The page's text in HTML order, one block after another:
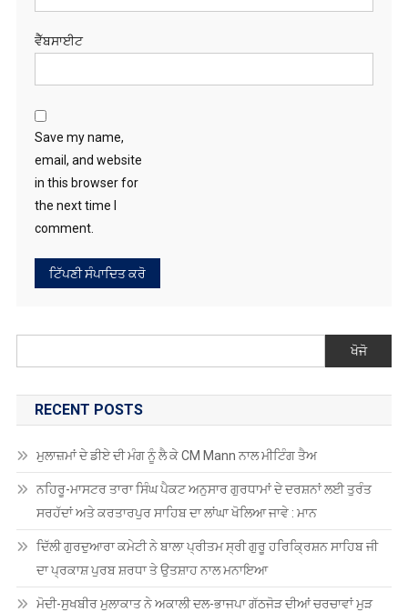
ਵੈੱਬਸਾਈਟ
Save my name,
email, and website
in this browser for
the next time I
comment.
ਖੋਜੋ
RECENT POSTS
ਮੁਲਾਜ਼ਮਾਂ ਦੇ ਡੀਏ ਦੀ ਮੰਗ ਨੂੰ ਲੈ ਕੇ CM Mann ਨਾਲ ਮੀਟਿੰਗ ਤੈਅ
ਨਹਿਰੂ-ਮਾਸਟਰ ਤਾਰਾ ਸਿੰਘ ਪੈਕਟ ਅਨੁਸਾਰ ਗੁਰਧਾਮਾਂ ਦੇ ਦਰਸ਼ਨਾਂ ਲਈ ਤੁਰੰਤ
ਸਰਹੱਦਾਂ ਅਤੇ ਕਰਤਾਰਪੁਰ ਸਾਹਿਬ ਦਾ ਲਾਂਘਾ ਖੋਲਿਆ ਜਾਵੇ : ਮਾਨ
ਦਿੱਲੀ ਗੁਰਦੁਆਰਾ ਕਮੇਟੀ ਨੇ ਬਾਲਾ ਪ੍ਰੀਤਮ ਸ੍ਰੀ ਗੁਰੂ ਹਰਿਕ੍ਰਿਸ਼ਨ ਸਾਹਿਬ ਜੀ
ਦਾ ਪ੍ਰਕਾਸ਼ ਪੁਰਬ ਸ਼ਰਧਾ ਤੇ ਉਤਸ਼ਾਹ ਨਾਲ ਮਨਾਇਆ
ਮੋਦੀ-ਸੁਖਬੀਰ ਮੁਲਾਕਾਤ ਨੇ ਅਕਾਲੀ ਦਲ-ਭਾਜਪਾ ਗੱਠਜੋੜ ਦੀਆਂ ਚਰਚਾਵਾਂ ਮੁੜ